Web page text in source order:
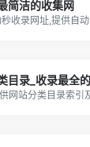
简洁的收集网
收录网址,提供自
目录_收录最全
网站分类目录索引